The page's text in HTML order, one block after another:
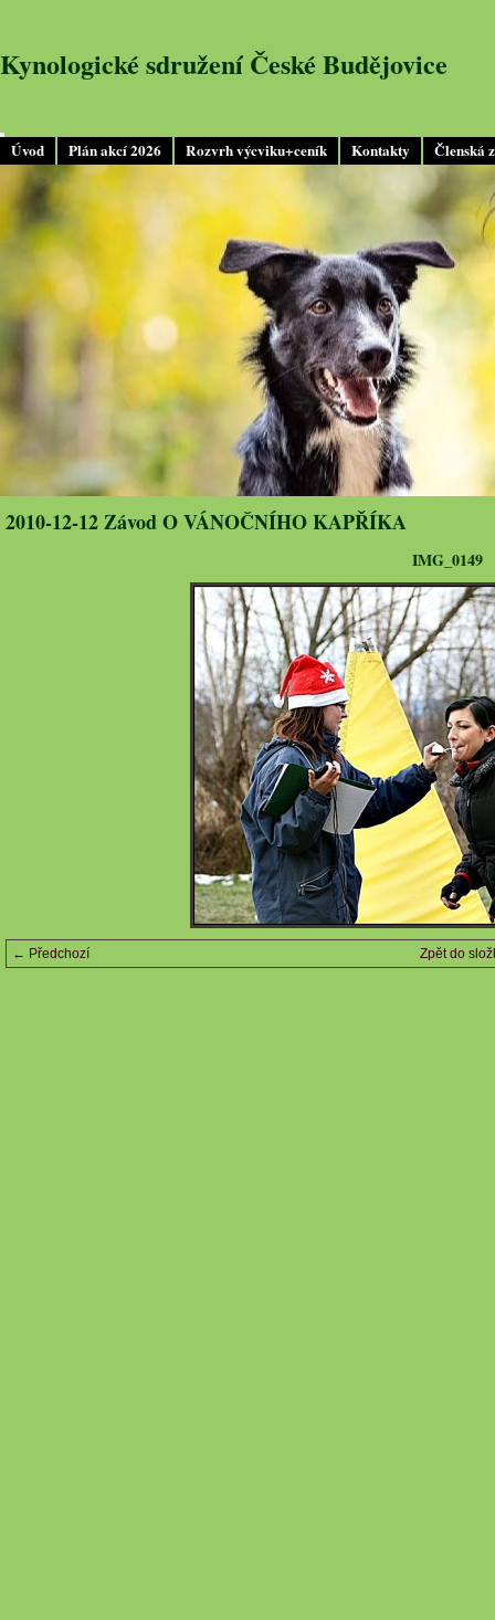
Úvod Plán akcí 2026 Rozvrh výcviku+ceník Kontakty Členská
Kynologické sdružení České Budějovice
2010-12-12 Závod O VÁNOČNÍHO KAPŘÍKA
IMG_0149
← Předchozí Zpět do